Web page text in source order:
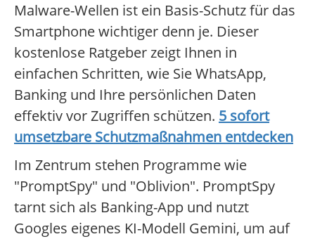
Malware-Wellen ist ein Basis-Schutz für das
Smartphone wichtiger denn je. Dieser
kostenlose Ratgeber zeigt Ihnen in
einfachen Schritten, wie Sie WhatsApp,
Banking und Ihre persönlichen Daten
effektiv vor Zugriffen schützen. 5 sofort
umsetzbare Schutzmaßnahmen entdecken
Im Zentrum stehen Programme wie
"PromptSpy" und "Oblivion". PromptSpy
tarnt sich als Banking-App und nutzt
Googles eigenes KI-Modell Gemini, um auf